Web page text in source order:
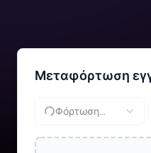
Μεταφόρτωση
Φόρτωση...